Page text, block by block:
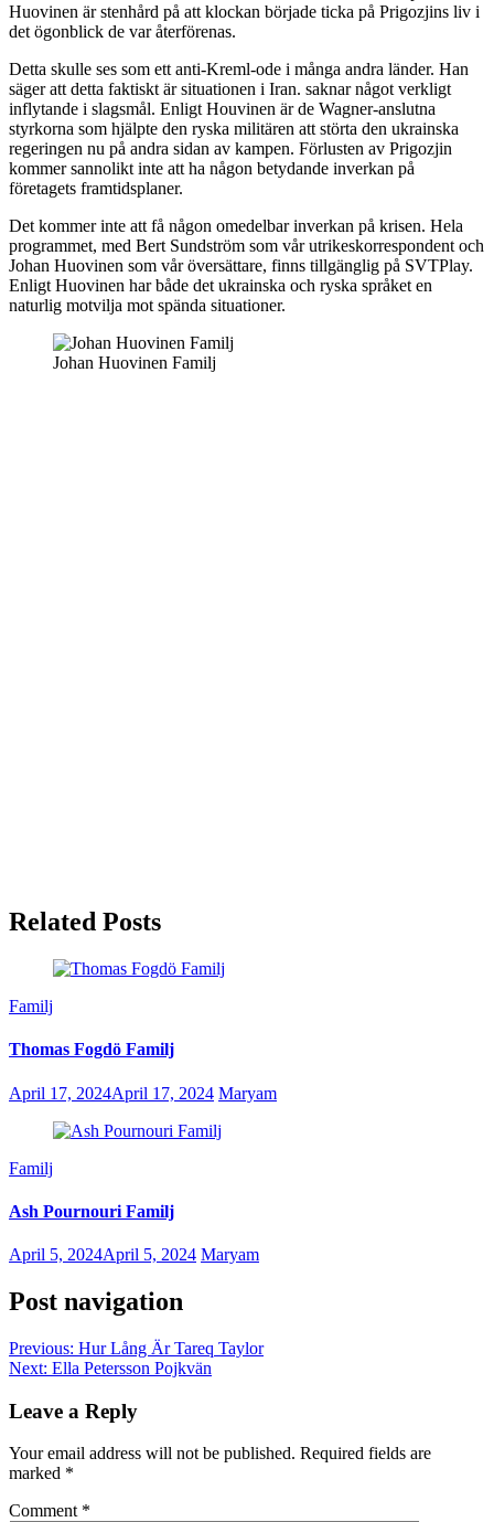
Huovinen är stenhård på att klockan började ticka på Prigozjins liv i
det ögonblick de var återförenas.
Detta skulle ses som ett anti-Kreml-ode i många andra länder. Han
säger att detta faktiskt är situationen i Iran. saknar något verkligt
inflytande i slagsmål. Enligt Houvinen är de Wagner-anslutna
styrkorna som hjälpte den ryska militären att störta den ukrainska
regeringen nu på andra sidan av kampen. Förlusten av Prigozjin
kommer sannolikt inte att ha någon betydande inverkan på
företagets framtidsplaner.
Det kommer inte att få någon omedelbar inverkan på krisen. Hela
programmet, med Bert Sundström som vår utrikeskorrespondent och
Johan Huovinen som vår översättare, finns tillgänglig på SVTPlay.
Enligt Huovinen har både det ukrainska och ryska språket en
naturlig motvilja mot spända situationer.
Johan Huovinen Familj
Related Posts
Familj
Thomas Fogdö Familj
April 17, 2024April 17, 2024 Maryam
Familj
Ash Pournouri Familj
April 5, 2024April 5, 2024 Maryam
Post navigation
Previous: Hur Lång Är Tareq Taylor
Next: Ella Petersson Pojkvän
Leave a Reply
Your email address will not be published. Required fields are
marked *
Comment *